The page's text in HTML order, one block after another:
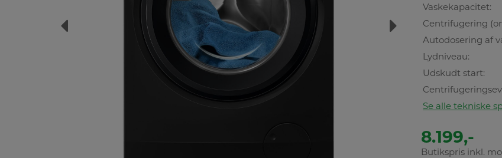
Vaskekapacitet:
Centrifugering
Autodosering af
Lydniveau:
Udskudt start:
Se alle tekniske
8.199,-
Butikspris inkl.